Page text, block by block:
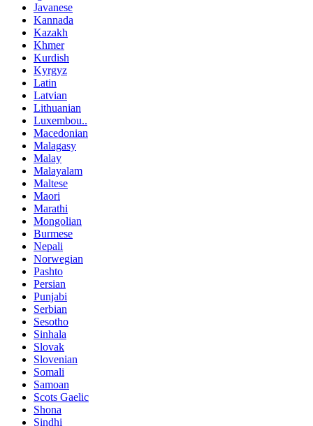
Javanese
Kannada
Kazakh
Khmer
Kurdish
Kyrgyz
Latin
Latvian
Lithuanian
Luxembou..
Macedonian
Malagasy
Malay
Malayalam
Maltese
Maori
Marathi
Mongolian
Burmese
Nepali
Norwegian
Pashto
Persian
Punjabi
Serbian
Sesotho
Sinhala
Slovak
Slovenian
Somali
Samoan
Scots Gaelic
Shona
Sindhi